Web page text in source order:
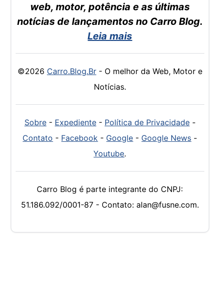
web, motor, potência e as últimas
notícias de lançamentos no Carro Blog.
Leia mais
©2026 Carro.Blog.Br- O melhor da Web, Motor e
Notícias.
Sobre- Expediente- Política de Privacidade-
Contato - Facebook - Google - Google News -
Youtube.
Carro Blog é parte integrante do CNPJ:
51.186.092/0001-87 - Contato: alan@fusne.com.